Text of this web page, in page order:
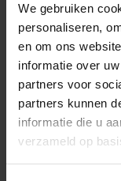
We gebruiken
personaliseren,
en om ons
informatie over
partners voor
partners kunnen
informatie die u
verzameld op
Baristas